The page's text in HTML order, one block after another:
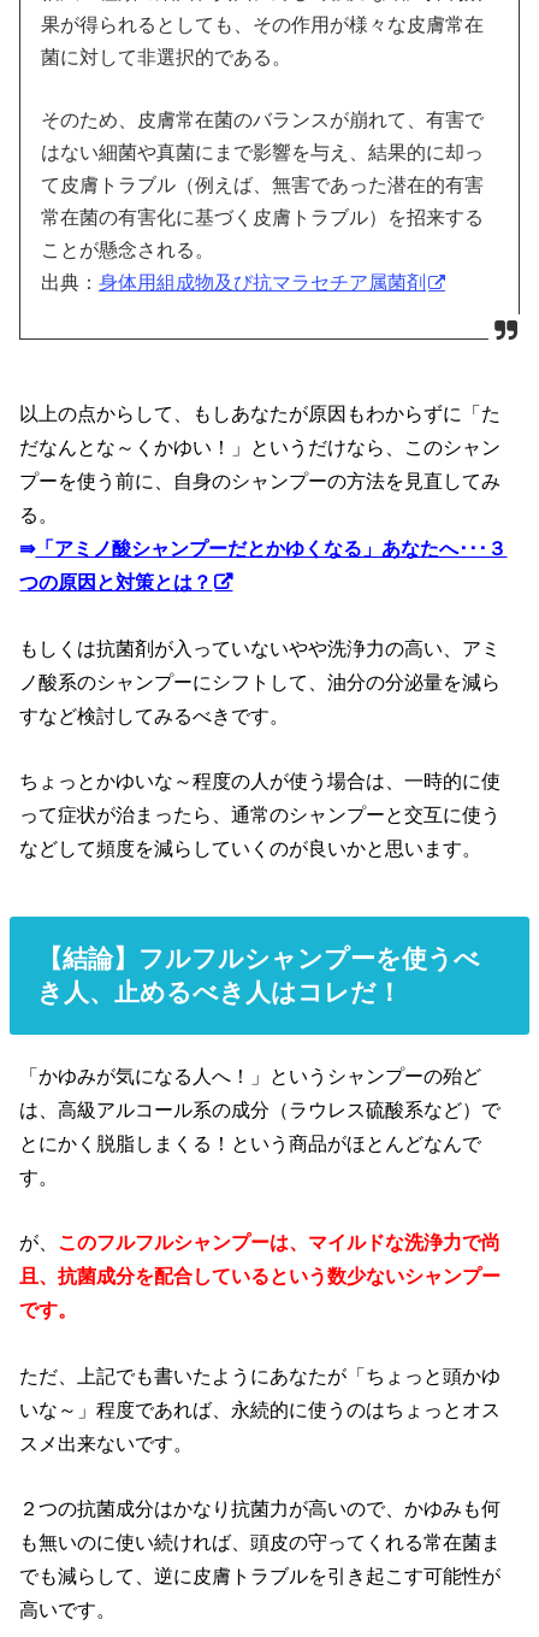
果が得られるとしても、その作用が様々な皮膚常在
菌に対して非選択的である。
そのため、皮膚常在菌のバランスが崩れて、有害で
はない細菌や真菌にまで影響を与え、結果的に却っ
て皮膚トラブル（例えば、無害であった潜在的有害
常在菌の有害化に基づく皮膚トラブル）を招来する
ことが懸念される。
出典：身体用組成物及び抗マラセチア属菌剤
以上の点からして、もしあなたが原因もわからずに「た
だなんとな～くかゆい！」というだけなら、このシャン
プーを使う前に、自身のシャンプーの方法を見直してみ
る。
⇛「アミノ酸シャンプーだとかゆくなる」あなたへ･･･３
つの原因と対策とは？
もしくは抗菌剤が入っていないやや洗浄力の高い、アミ
ノ酸系のシャンプーにシフトして、油分の分泌量を減ら
すなど検討してみるべきです。
ちょっとかゆいな～程度の人が使う場合は、一時的に使
って症状が治まったら、通常のシャンプーと交互に使う
などして頻度を減らしていくのが良いかと思います。
【結論】フルフルシャンプーを使うべ
き人、止めるべき人はコレだ！
「かゆみが気になる人へ！」というシャンプーの殆ど
は、高級アルコール系の成分（ラウレス硫酸系など）で
とにかく脱脂しまくる！という商品がほとんどなんで
す。
が、 このフルフルシャンプーは、マイルドな洗浄力で尚
且、抗菌成分を配合しているという数少ないシャンプー
です。
ただ、上記でも書いたようにあなたが「ちょっと頭かゆ
いな～」程度であれば、永続的に使うのはちょっとオス
スメ出来ないです。
２つの抗菌成分はかなり抗菌力が高いので、かゆみも何
も無いのに使い続ければ、頭皮の守ってくれる常在菌ま
でも減らして、逆に皮膚トラブルを引き起こす可能性が
高いです。